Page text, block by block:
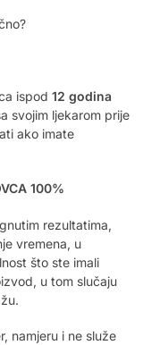
ispod 12 godina
svojim ljekarom prije
ako imate
100%
rezultatima,
vremena, u
što ste imali
u tom slučaju
namjeru i ne služe